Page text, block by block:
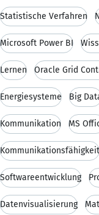
Statistische Verfahren
Microsoft Power BI
Lernen Oracle Grid
Energiesysteme Big
Kommunikation MS
Kommunikationsfähigkeit
Softwareentwicklung
Datenvisualisierung